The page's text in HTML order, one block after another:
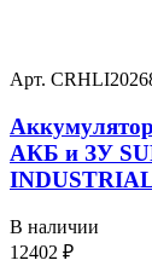
Арт.
АКБ и ЗУ
В наличии
12402 ₽